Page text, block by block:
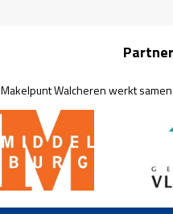
Makelpunt Walcheren werkt